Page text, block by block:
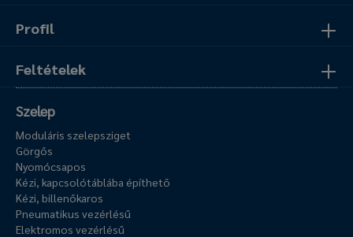
Profil
Feltételek
Szelep
Moduláris szelepsziget
Görgős
Nyomócsapos
Kézi, kapcsolótáblába építhető
Kézi, billenőkaros
Pneumatikus vezérlésű
Elektromos vezérlésű